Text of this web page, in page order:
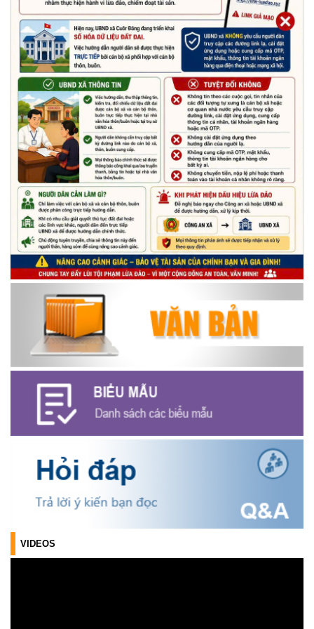
Chương trình đối thoại giữa lãnh đạo UBND xã với thanh niên,
thiếu nhi trên địa bàn xã năm 2026
(14/05/2026)
Chương trình kỷ niệm 85 năm ngày thành lập Đội TNTP Hồ Chí
Minh (15/05/1941 – 15/05/2026) và kỷ niệm 136 năm ngày
sinh Chủ tịch Hồ Chí Minh (19/05/1890 – 19/05/2026).
(14/05/2026)
Tuyển dụng lao động
(07/05/2026)
Thông báo về thực hiện Luật tương trợ tư pháp về dân sự và
các văn bản quy định chi tiết, hướng dẫn thi hành
(04/08/2026)
Thông báo cảnh báo lừa đảo liên quan đến thủ tục đất đai
(24/07/2026)
Triển khai xây dựng mô hình “Trồng tái canh Cà phê Vối” năm
2026 tại các hộ nông dân trên địa bàn xã
(06/07/2026)
Hội nghị công bố Nghị quyết, các quyết định về thành lập thôn,
buôn, thành lập tổ chức Đảng, chỉ định cấp ủy, trưởng các thôn,
buôn, trưởng Ban công tác Mặt trận các thôn, buôn
Xã Cuôr Đăng đã tổ chức lễ kỷ niệm 85 năm Ngày truyền thống
Người cao tuổi Việt Nam (06/06/1941-06/06/2026) và tổ
chức mừng thọ, chúc thọ Người cao tuổi trên địa bàn xã.
VIDEOS